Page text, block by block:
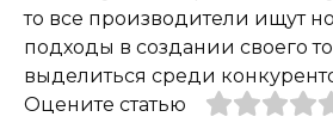
то все производители ищут
подходы в создании своего
выделиться среди
Оцените статью